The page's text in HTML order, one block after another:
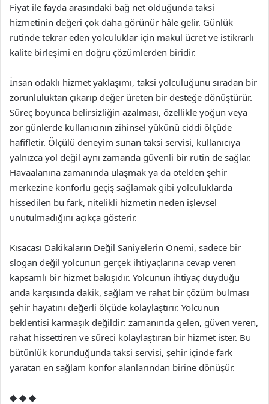
Fiyat ile fayda arasındaki bağ net olduğunda taksi
hizmetinin değeri çok daha görünür hâle gelir. Günlük
rutinde tekrar eden yolculuklar için makul ücret ve istikrarlı
kalite birleşimi en doğru çözümlerden biridir.
İnsan odaklı hizmet yaklaşımı, taksi yolculuğunu sıradan bir
zorunluluktan çıkarıp değer üreten bir desteğe dönüştürür.
Süreç boyunca belirsizliğin azalması, özellikle yoğun veya
zor günlerde kullanıcının zihinsel yükünü ciddi ölçüde
hafifletir. Ölçülü deneyim sunan taksi servisi, kullanıcıya
yalnızca yol değil aynı zamanda güvenli bir rutin de sağlar.
Havaalanına zamanında ulaşmak ya da otelden şehir
merkezine konforlu geçiş sağlamak gibi yolculuklarda
hissedilen bu fark, nitelikli hizmetin neden işlevsel
unutulmadığını açıkça gösterir.
Kısacası Dakikaların Değil Saniyelerin Önemi, sadece bir
slogan değil yolcunun gerçek ihtiyaçlarına cevap veren
kapsamlı bir hizmet bakışıdır. Yolcunun ihtiyaç duyduğu
anda karşısında dakik, sağlam ve rahat bir çözüm bulması
şehir hayatını değerli ölçüde kolaylaştırır. Yolcunun
beklentisi karmaşık değildir: zamanında gelen, güven veren,
rahat hissettiren ve süreci kolaylaştıran bir hizmet ister. Bu
bütünlük korunduğunda taksi servisi, şehir içinde fark
yaratan en sağlam konfor alanlarından birine dönüşür.
◆ ◆ ◆